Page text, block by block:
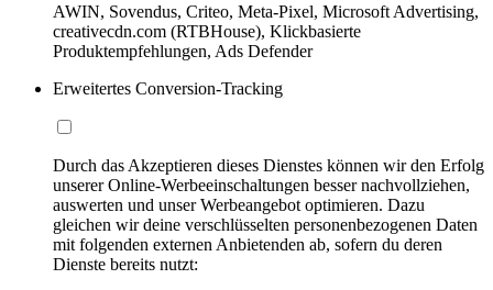
AWIN, Sovendus, Criteo, Meta-Pixel, Microsoft Advertising,
creativecdn.com (RTBHouse), Klickbasierte
Produktempfehlungen, Ads Defender
Erweitertes Conversion-Tracking
Durch das Akzeptieren dieses Dienstes können wir den Erfolg
unserer Online-Werbeeinschaltungen besser nachvollziehen,
auswerten und unser Werbeangebot optimieren. Dazu
gleichen wir deine verschlüsselten personenbezogenen Daten
mit folgenden externen Anbietenden ab, sofern du deren
Dienste bereits nutzt: